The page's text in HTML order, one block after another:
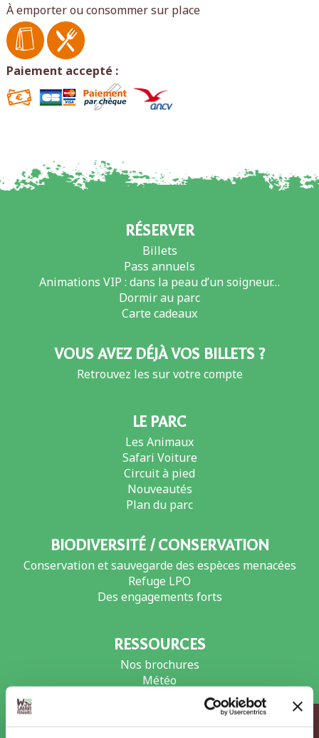
À emporter ou consommer sur place
Paiement accepté :
RÉSERVER
Billets
Pass annuels
Animations VIP : dans la peau d’un soigneur…
Dormir au parc
Carte cadeaux
VOUS AVEZ DÉJÀ VOS BILLETS ?
Retrouvez les sur votre compte
LE PARC
Les Animaux
Safari Voiture
Circuit à pied
Nouveautés
Plan du parc
BIODIVERSITÉ / CONSERVATION
Conservation et sauvegarde des espèces menacées
Refuge LPO
Des engagements forts
RESSOURCES
Nos brochures
Météo
Coloriages gratuits à imprimer